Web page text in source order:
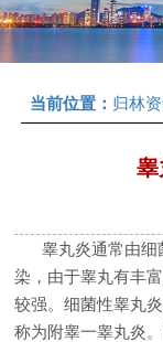
当前位置： 归林
睾
睾丸炎通常由
染，由于睾丸有丰
较强。细菌性睾丸
称为附睾一睾丸炎